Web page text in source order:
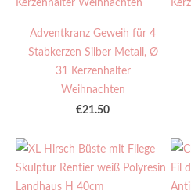
Adventkranz Geweih für 4
Stabkerzen Silber Metall, Ø
31 Kerzenhalter
Weihnachten
€21.50